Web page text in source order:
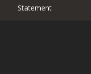
Statement